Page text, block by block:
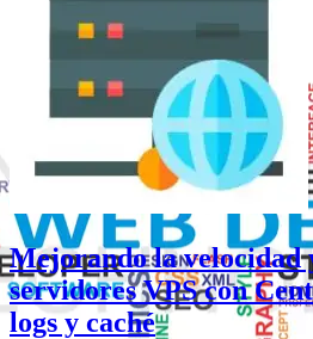
Mejorando la velocidad
servidores VPS con
logs y caché